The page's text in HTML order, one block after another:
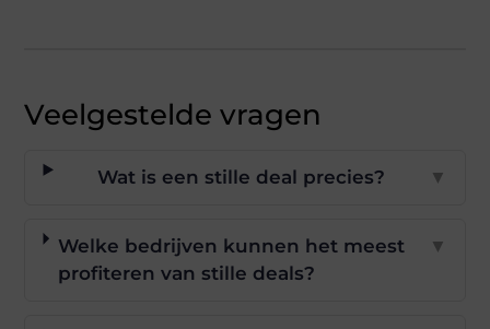
Veelgestelde vragen
Wat is een stille deal precies? ▼
Welke bedrijven kunnen het meest
profiteren van stille deals?
▼